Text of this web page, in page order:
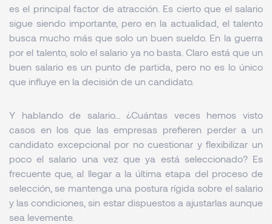
es el principal factor de atracción. Es cierto que el salario
sigue siendo importante, pero en la actualidad, el talento
busca mucho más que solo un buen sueldo. En la guerra
por el talento, solo el salario ya no basta. Claro está que un
buen salario es un punto de partida, pero no es lo único
que influye en la decisión de un candidato.
Y hablando de salario... ¿Cuántas veces hemos visto
casos en los que las empresas prefieren perder a un
candidato excepcional por no cuestionar y flexibilizar un
poco el salario una vez que ya está seleccionado? Es
frecuente que, al llegar a la última etapa del proceso de
selección, se mantenga una postura rígida sobre el salario
y las condiciones, sin estar dispuestos a ajustarlas aunque
sea levemente.